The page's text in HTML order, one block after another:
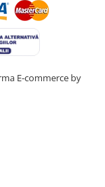
E-commerce by